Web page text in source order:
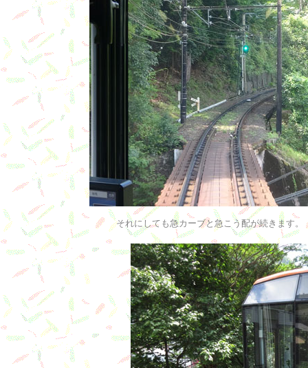
それにしても急カーブと急こう配が続きます。